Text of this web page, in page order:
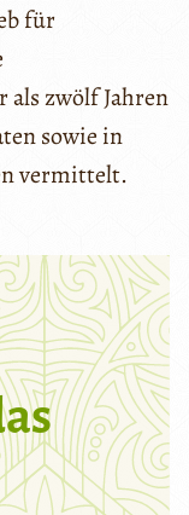
für
zwölf Jahren
sowie in
vermittelt.